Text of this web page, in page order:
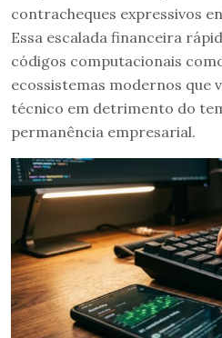
contracheques expressivos
Essa escalada financeira
códigos computacionais
ecossistemas modernos que
técnico em detrimento do
permanência empresarial.